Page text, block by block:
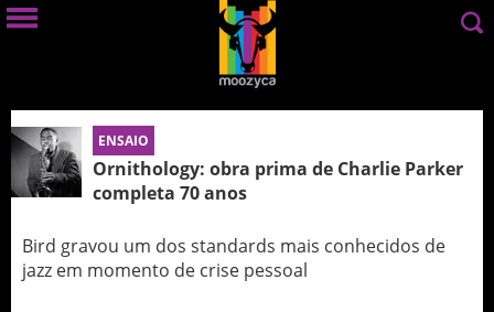
ENSAIO
Ornithology: obra prima de Charlie Parker
completa 70 anos
Bird gravou um dos standards mais conhecidos de
jazz em momento de crise pessoal